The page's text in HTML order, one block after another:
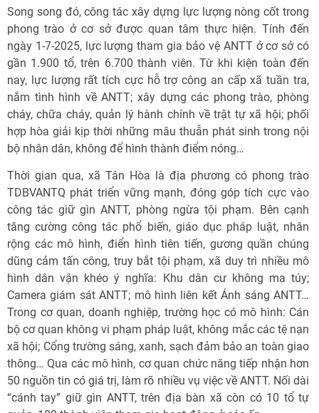
Song song đó, công tác xây dựng lực lượng nòng cốt trong
phong trào ở cơ sở được quan tâm thực hiện. Tính đến
ngày 1-7-2025, lực lượng tham gia bảo vệ ANTT ở cơ sở có
gần 1.900 tổ, trên 6.700 thành viên. Từ khi kiện toàn đến
nay, lực lượng rất tích cực hỗ trợ công an cấp xã tuần tra,
nắm tình hình về ANTT; xây dựng các phong trào, phòng
cháy, chữa cháy, quản lý hành chính về trật tự xã hội; phối
hợp hòa giải kịp thời những mâu thuẫn phát sinh trong nội
bộ nhân dân, không để hình thành điểm nóng…
Thời gian qua, xã Tân Hòa là địa phương có phong trào
TDBVANTQ phát triển vững mạnh, đóng góp tích cực vào
công tác giữ gìn ANTT, phòng ngừa tội phạm. Bên cạnh
tăng cường công tác phổ biến, giáo dục pháp luật, nhân
rộng các mô hình, điển hình tiên tiến, gương quần chúng
dũng cảm tấn công, truy bắt tội phạm, xã duy trì nhiều mô
hình dân vận khéo ý nghĩa: Khu dân cư không ma túy;
Camera giám sát ANTT; mô hình liên kết Ánh sáng ANTT…
Trong cơ quan, doanh nghiệp, trường học có mô hình: Cán
bộ cơ quan không vi phạm pháp luật, không mắc các tệ nạn
xã hội; Cổng trường sáng, xanh, sạch đảm bảo an toàn giao
thông… Qua các mô hình, cơ quan chức năng tiếp nhận hơn
50 nguồn tin có giá trị, làm rõ nhiều vụ việc về ANTT. Nối dài
“cánh tay” giữ gìn ANTT, trên địa bàn xã còn có 10 tổ tự